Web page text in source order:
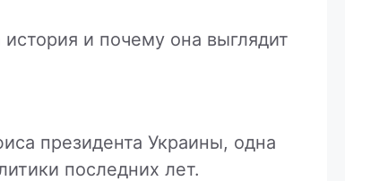
и почему она выглядит
президента Украины, одна
последних лет.